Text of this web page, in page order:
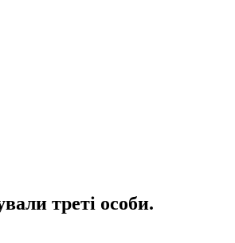
треті особи.